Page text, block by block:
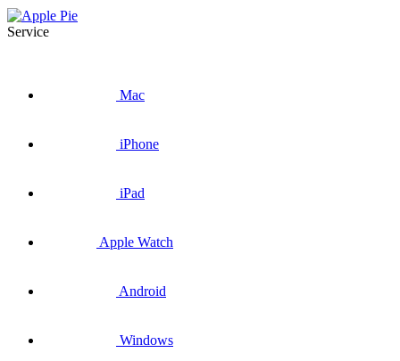
Service
Mac
iPhone
iPad
Apple Watch
Android
Windows